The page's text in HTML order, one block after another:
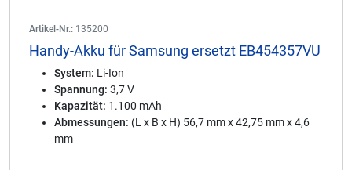
Artikel-Nr.: 135200
Handy-Akku für Samsung ersetzt EB454357VU
System: Li-Ion
Spannung: 3,7 V
Kapazität: 1.100 mAh
Abmessungen: (L x B x H) 56,7 mm x 42,75 mm x 4,6
mm